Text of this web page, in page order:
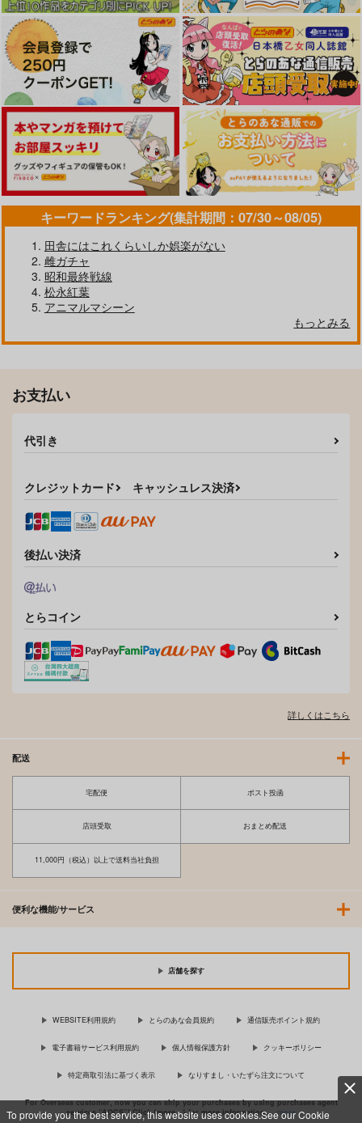
To provide you the best service, this website uses cookies.See our Cookie
キーワードランキング(集計期間：07/30～08/05)
田舎にはこれくらいしか娯楽がない
雌ガチャ
昭和最終戦線
松永紅葉
アニマルマシーン
もっとみる
お支払い
代引き
クレジットカード キャッシュレス決済
後払い決済
とらコイン
詳しくはこちら
配送
宅配便 ポスト投函
店頭受取 おまとめ配送
11,000円（税込）以上で送料当社負担
便利な機能/サービス
店舗を探す
WEBSITE利用規約 とらのあな会員規約 通信販売ポイント規約
電子書籍サービス利用規約 個人情報保護方針 クッキーポリシー
特定商取引法に基づく表示 なりすまし・いたずら注文について
For Overseas customer, now you can ship your purchases by using purchases agent
services “AOCS”! Click {more…} for more information …more